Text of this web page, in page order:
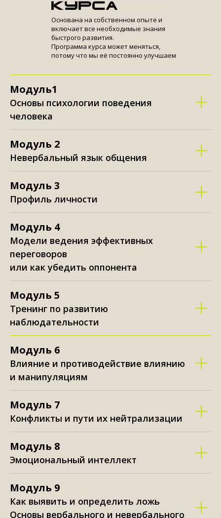
Основана на собственном опыте и
включает все необходимые знания
быстрого развития.
Программа курса может меняться,
потому что мы её постоянно улучшаем
Модуль1
Основы психологии поведения
человека
Модуль 2
Невербальный язык общения
Модуль 3
Профиль личности
Модуль 4
Модели ведения эффективных
переговоров
или как убедить оппонента
Модуль 5
Тренинг по развитию
наблюдательности
Модуль 6
Влияние и противодействие влиянию
и манипуляциям
Модуль 7
Конфликты и пути их нейтрализации
Модуль 8
Эмоциональный интеллект
Модуль 9
Как выявить и определить ложь
Основы вербального и невербального